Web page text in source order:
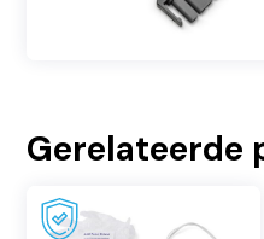
Gerelateerde